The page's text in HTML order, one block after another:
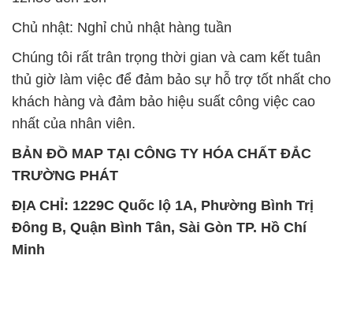
Chủ nhật: Nghỉ chủ nhật hàng tuần
Chúng tôi rất trân trọng thời gian và cam kết tuân
thủ giờ làm việc để đảm bảo sự hỗ trợ tốt nhất cho
khách hàng và đảm bảo hiệu suất công việc cao
nhất của nhân viên.
BẢN ĐỒ MAP TẠI CÔNG TY HÓA CHẤT ĐẮC
TRƯỜNG PHÁT
ĐỊA CHỈ: 1229C Quốc lộ 1A, Phường Bình Trị
Đông B, Quận Bình Tân, Sài Gòn TP. Hồ Chí
Minh